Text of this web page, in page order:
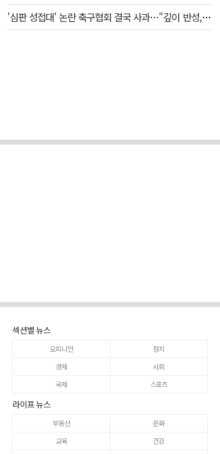
'심판 성접대' 논란 축구협회 결국 사과…"깊이 반성, 쇄신하겠다"
섹션별 뉴스
오피니언
정치
경제
사회
국제
스포츠
라이프 뉴스
부동산
문화
교육
건강